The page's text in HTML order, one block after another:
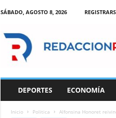
SÁBADO, AGOSTO 8, 2026
DEPORTES ECONOMÍA
Inicio Politica Alfonsina Honoret